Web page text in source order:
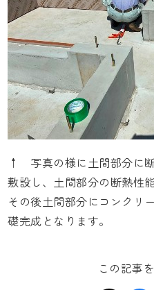
↑ 写真の様に土間部分に
敷設し、土間部分の断熱性
その後土間部分にコンクリ
礎完成となります。
この記事